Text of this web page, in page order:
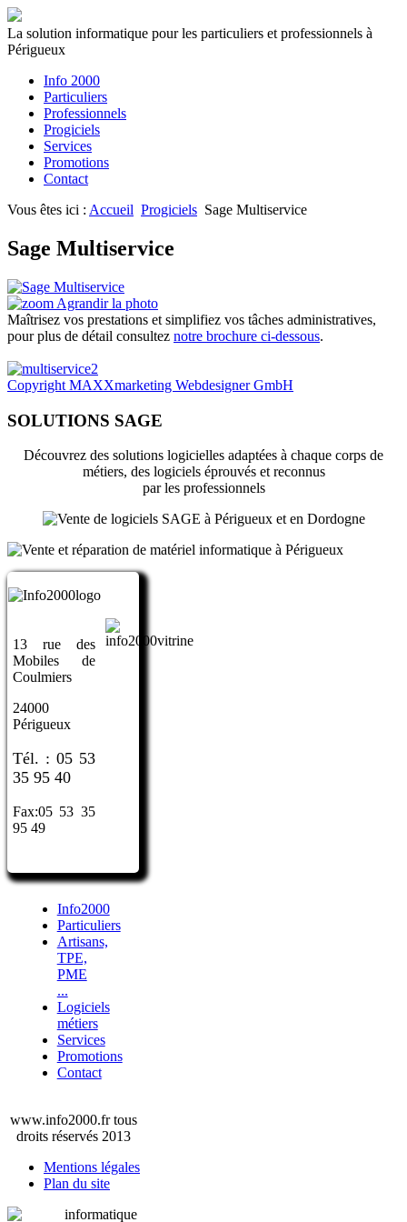
La solution informatique pour les particuliers et professionnels à
Périgueux
Info 2000
Particuliers
Professionnels
Progiciels
Services
Promotions
Contact
Vous êtes ici : Accueil Progiciels Sage Multiservice
Sage Multiservice
Agrandir la photo
Maîtrisez vos prestations et simplifiez vos tâches administratives,
pour plus de détail consultez notre brochure ci-dessous.
Copyright MAXXmarketing Webdesigner GmbH
SOLUTIONS SAGE
Découvrez des solutions logicielles adaptées à chaque corps de
métiers, des logiciels éprouvés et reconnus
par les professionnels
13 rue des
Mobiles de
Coulmiers
24000
Périgueux
Tél. : 05 53
35 95 40
Fax:05 53 35
95 49
Info2000
Particuliers
Artisans,
TPE,
PME
...
Logiciels
métiers
Services
Promotions
Contact
www.info2000.fr tous
droits réservés 2013
Mentions légales
Plan du site